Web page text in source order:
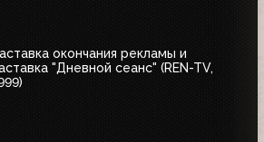
окончания рекламы и
"Дневной сеанс" (REN-TV,